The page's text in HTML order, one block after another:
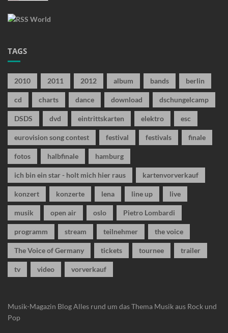
TAGS
2010 2011 2012 album bands berlin
cd charts dance download dschungelcamp
DSDS dvd eintrittskarten elektro esc
eurovision song contest festival festivals finale
fotos halbfinale hamburg
ich bin ein star - holt mich hier raus kartenvorverkauf
konzert konzerte lena line up live
musik open air oslo Pietro Lombardi
programm stream teilnehmer the voice
The Voice of Germany tickets tournee trailer
tv video vorverkauf
Musik-Magazin BlogAlles rund um das Thema Musik aus Rock und
Pop